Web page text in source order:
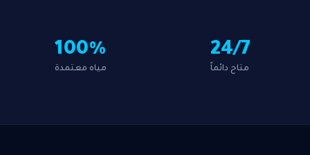
24/7
متاح دائماً
100%
مياه معتمدة